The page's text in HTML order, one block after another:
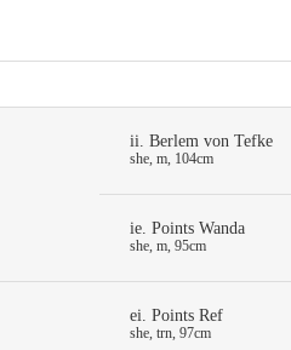
ii. Berlem von Tefke
she, m, 104cm
ie. Points Wanda
she, m, 95cm
ei. Points Ref
she, trn, 97cm